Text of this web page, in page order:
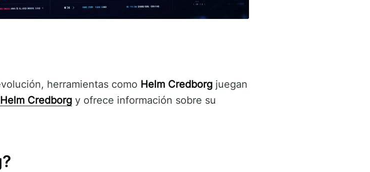
herramientas como Helm Credborg juegan
Helm Credborg y ofrece información sobre su